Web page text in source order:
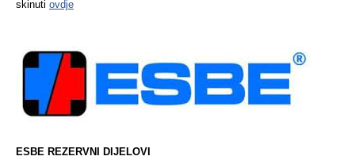
skinuti ovdje
ESBE REZERVNI DIJELOVI